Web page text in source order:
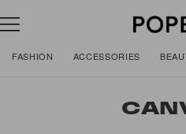
FASHION ACCESSORIES